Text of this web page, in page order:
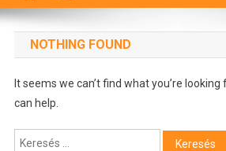
NOTHING FOUND
It seems we can’t find what you’re
can help.
Keresés: